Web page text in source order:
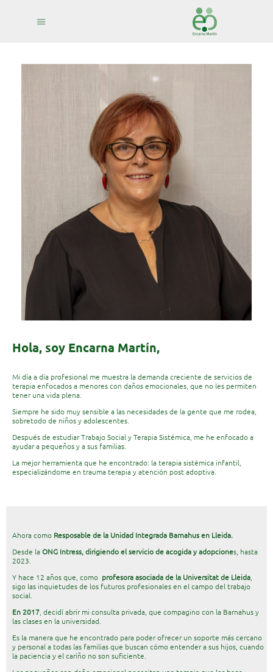
Hola, soy Encarna Martín,
Mi día a día profesional me muestra la demanda creciente de servicios de
terapia enfocados a menores con daños emocionales, que no les permiten
tener una vida plena.
Siempre he sido muy sensible a las necesidades de la gente que me rodea,
sobretodo de niños y adolescentes.
Después de estudiar Trabajo Social y Terapia Sistémica, me he enfocado a
ayudar a pequeños y a sus familias.
La mejor herramienta que he encontrado: la terapia sistémica infantil,
especializándome en trauma terapia y atención post adoptiva.
Ahora como Resposable de la Unidad Integrada Barnahus en Lleida.
Desde la ONG Intress, dirigiendo el servicio de acogida y adopciones, hasta
2023.
Y hace 12 años que, como profesora asociada de la Universitat de Lleida
sigo las inquietudes de los futuros profesionales en el campo del trabajo
social.
En 2017 , decidí abrir mi consulta privada, que compagino con la Barnahus y
las clases en la universidad.
Es la manera que he encontrado para poder ofrecer un soporte más cercano
y personal a todas las familias que buscan cómo entender a sus hijos, cuando
la paciencia y el cariño no son suficiente.